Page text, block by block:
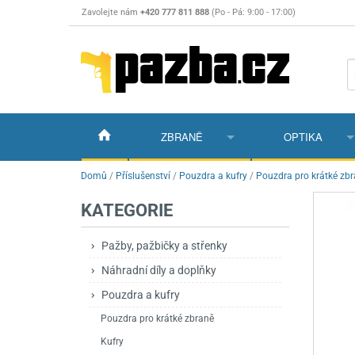
Zavolejte nám +420 777 811 888 (Po - Pá: 9:00 - 17:00)
ZBRANĚ
Vzduchovky Vzduchovky na
Vzduchové pistole a revolvery
Plynové pistole a revolvery
Perkusní zbraně
Zbraně na ZP
OPTIKA
Puškohledy
Domů / Příslušenství / Pouzdra a kufry / Pouzdra pro krátké
KATEGORIE
Pažby, pažbičky a střenky
Náhradní díly a doplňky
Pouzdra a kufry
Pouzdra pro krátké zbraně
Kufry